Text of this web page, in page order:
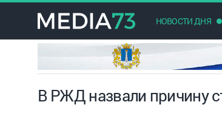
НОВОСТИ ДНЯ
В РЖД назвали причину